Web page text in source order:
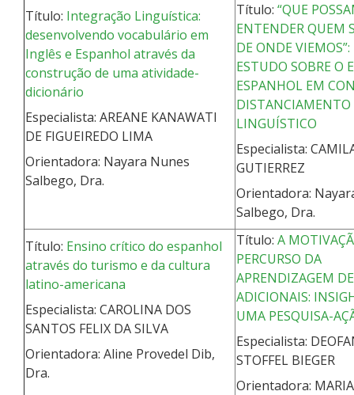
Título: Integração Linguística:
desenvolvendo vocabulário em
Inglês e Espanhol através da
construção de uma atividade-
dicionário
Especialista: AREANE KANAWATI
DE FIGUEIREDO LIMA
Orientadora: Nayara Nunes
Salbego, Dra.
Título: “QUE
ENTENDER QUEM
DE ONDE
ESTUDO SOBRE O
ESPANHOL EM
DISTANCIAMENTO
LINGUÍSTICO
Especialista:
GUTIERREZ
Orientadora:
Salbego, Dra.
Título: Ensino crítico do espanhol
através do turismo e da cultura
latino-americana
Especialista: CAROLINA DOS
SANTOS FELIX DA SILVA
Orientadora: Aline Provedel Dib,
Dra.
Título: A
PERCURSO DA
APRENDIZAGEM
ADICIONAIS:
UMA PESQUISA-
Especialista:
STOFFEL BIEGER
Orientadora: MARIA